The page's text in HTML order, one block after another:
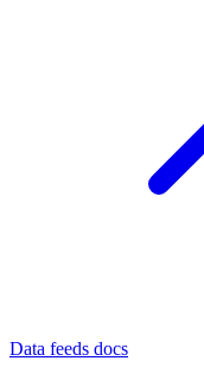
Data feeds docs